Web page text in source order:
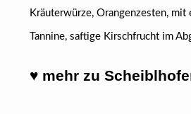
Kräuterwürze, Orangenzesten,
Tannine, saftige Kirschfrucht im
♥ mehr zu